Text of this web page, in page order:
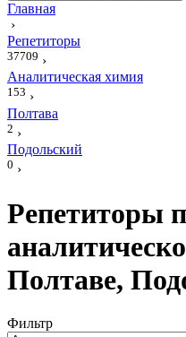
Главная
›
Репетиторы
37709 ›
Аналитическая химия
153 ›
Полтава
2 ›
Подольский
0 ›
Репетиторы
Полтаве,
Фильтр